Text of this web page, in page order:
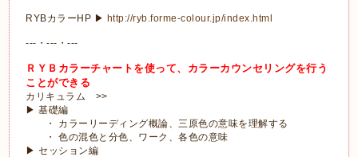
RYBカラーHP ▶ http://ryb.forme-colour.jp/index.html
---・---・---
ＲＹＢカラーチャートを使って、カラーカウンセリングを行う
ことができる
カリキュラム >>
▶ 基礎編
・ カラーリーディング概論、三原色の意味を理解する
・ 色の混色と分色、ワーク、各色の意味
▶ セッション編